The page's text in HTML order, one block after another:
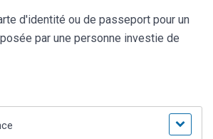
d'identité ou de passeport pour un
par une personne investie de